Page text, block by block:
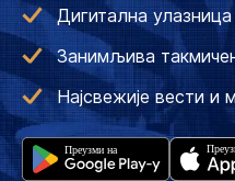
Дигитална
Занимљива
Најсвежије вести и